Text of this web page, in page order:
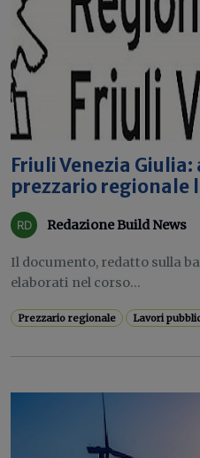
Friuli Venezia
prezzario regionale
Redazione Build News
Il documento, redatto sulla
elaborati nel corso...
Prezzario regionale Lavori